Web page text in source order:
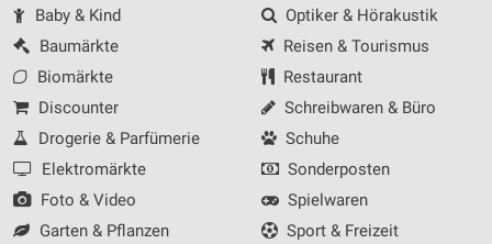
Baby & Kind
Baumärkte
Biomärkte
Discounter
Drogerie & Parfümerie
Elektromärkte
Foto & Video
Garten & Pflanzen
Optiker & Hörakustik
Reisen & Tourismus
Restaurant
Schreibwaren & Büro
Schuhe
Sonderposten
Spielwaren
Sport & Freizeit